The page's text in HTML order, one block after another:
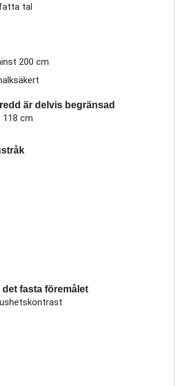
tal
200 cm
är delvis begränsad
118 cm
fasta föremålet